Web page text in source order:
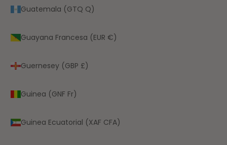
Guatemala (GTQ Q)
Guayana Francesa (EUR €)
Guernesey (GBP £)
Guinea (GNF Fr)
Guinea Ecuatorial (XAF CFA)